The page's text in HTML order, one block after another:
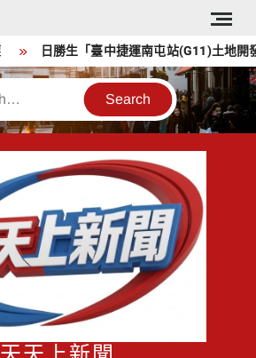
日勝生「臺中捷運南屯站(G11)土地開